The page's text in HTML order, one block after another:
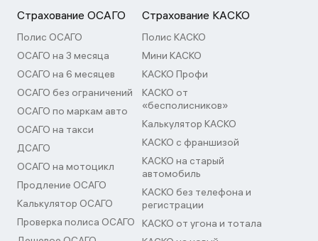
Страхование ОСАГО
Полис ОСАГО
ОСАГО на 3 месяца
ОСАГО на 6 месяцев
ОСАГО без ограничений
ОСАГО по маркам авто
ОСАГО на такси
ДСАГО
ОСАГО на мотоцикл
Продление ОСАГО
Калькулятор ОСАГО
Проверка полиса ОСАГО
Страхование КАСКО
Полис КАСКО
Мини КАСКО
КАСКО Профи
КАСКО от
«бесполисников»
Калькулятор КАСКО
КАСКО с франшизой
КАСКО на старый
автомобиль
КАСКО без телефона и
регистрации
КАСКО от угона и тотала